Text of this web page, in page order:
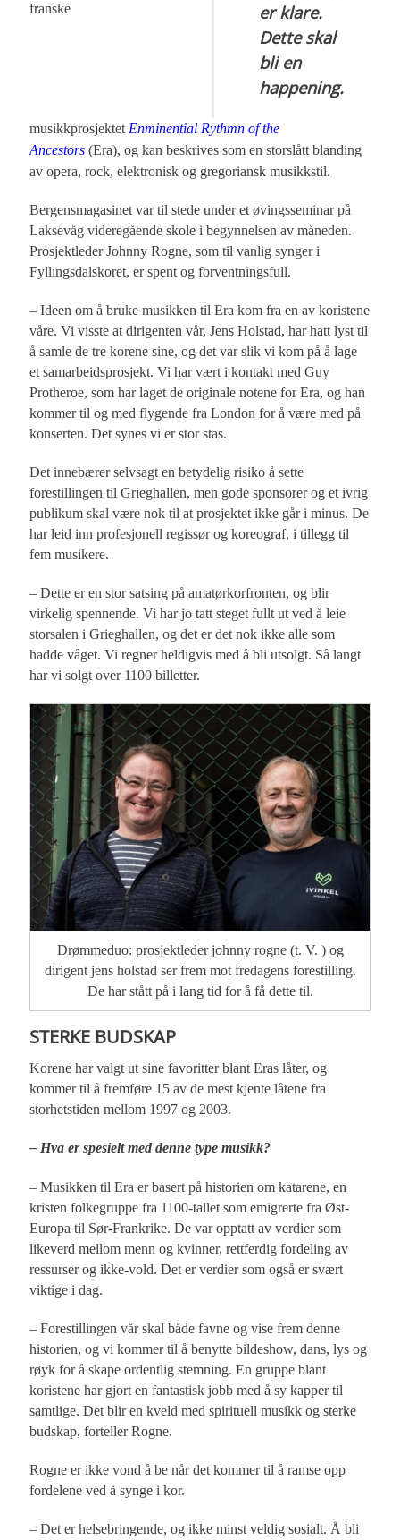
er klare.
Dette skal
bli en
happening.
franske
musikkprosjektet Enminential Rythmn of the
Ancestors (Era), og kan beskrives som en storslått blanding
av opera, rock, elektronisk og gregoriansk musikkstil.
Bergensmagasinet var til stede under et øvingsseminar på
Laksevåg videregående skole i begynnelsen av måneden.
Prosjektleder Johnny Rogne, som til vanlig synger i
Fyllingsdalskoret, er spent og forventningsfull.
– Ideen om å bruke musikken til Era kom fra en av koristene
våre. Vi visste at dirigenten vår, Jens Holstad, har hatt lyst til
å samle de tre korene sine, og det var slik vi kom på å lage
et samarbeidsprosjekt. Vi har vært i kontakt med Guy
Protheroe, som har laget de originale notene for Era, og han
kommer til og med flygende fra London for å være med på
konserten. Det synes vi er stor stas.
Det innebærer selvsagt en betydelig risiko å sette
forestillingen til Grieghallen, men gode sponsorer og et ivrig
publikum skal være nok til at prosjektet ikke går i minus. De
har leid inn profesjonell regissør og koreograf, i tillegg til
fem musikere.
– Dette er en stor satsing på amatørkorfronten, og blir
virkelig spennende. Vi har jo tatt steget fullt ut ved å leie
storsalen i Grieghallen, og det er det nok ikke alle som
hadde våget. Vi regner heldigvis med å bli utsolgt. Så langt
har vi solgt over 1100 billetter.
Drømmeduo: prosjektleder johnny rogne (t. V. ) og
dirigent jens holstad ser frem mot fredagens forestilling.
De har stått på i lang tid for å få dette til.
STERKE BUDSKAP
Korene har valgt ut sine favoritter blant Eras låter, og
kommer til å fremføre 15 av de mest kjente låtene fra
storhetstiden mellom 1997 og 2003.
– Hva er spesielt med denne type musikk?
– Musikken til Era er basert på historien om katarene, en
kristen folkegruppe fra 1100-tallet som emigrerte fra Øst-
Europa til Sør-Frankrike. De var opptatt av verdier som
likeverd mellom menn og kvinner, rettferdig fordeling av
ressurser og ikke-vold. Det er verdier som også er svært
viktige i dag.
– Forestillingen vår skal både favne og vise frem denne
historien, og vi kommer til å benytte bildeshow, dans, lys og
røyk for å skape ordentlig stemning. En gruppe blant
koristene har gjort en fantastisk jobb med å sy kapper til
samtlige. Det blir en kveld med spirituell musikk og sterke
budskap, forteller Rogne.
Rogne er ikke vond å be når det kommer til å ramse opp
fordelene ved å synge i kor.
– Det er helsebringende, og ikke minst veldig sosialt. Å bli